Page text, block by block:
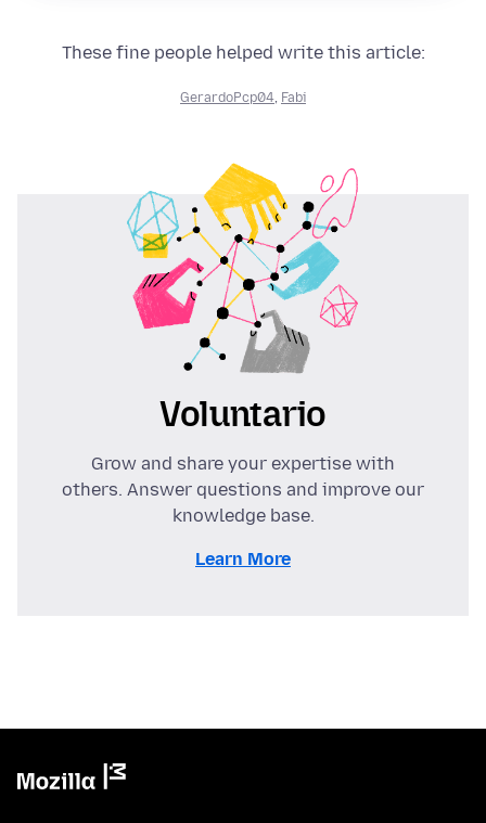
These fine people helped write this article:
GerardoPcp04, Fabi
Voluntario
Grow and share your expertise with
others. Answer questions and improve our
knowledge base.
Learn More